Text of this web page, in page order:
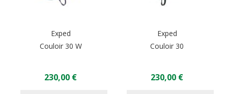
Exped
Couloir 30 W
230,00 €
Exped
Couloir 30
230,00 €